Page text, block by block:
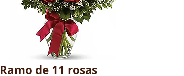
Ramo de 11 rosas